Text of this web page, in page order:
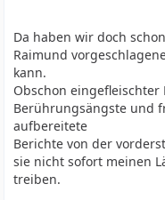
Da haben wir doch
Raimund
kann.
Obschon
Berührungsängste und
aufbereitete
Berichte von der
sie nicht sofort meinen
treiben.